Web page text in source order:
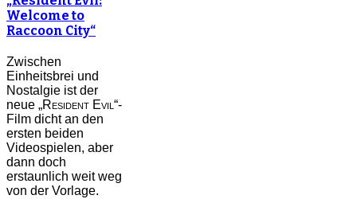
Welcome to
Raccoon City“
Zwischen
Einheitsbrei und
Nostalgie ist der
neue „Resident Evil “-
Film dicht an den
ersten beiden
Videospielen, aber
dann doch
erstaunlich weit weg
von der Vorlage.